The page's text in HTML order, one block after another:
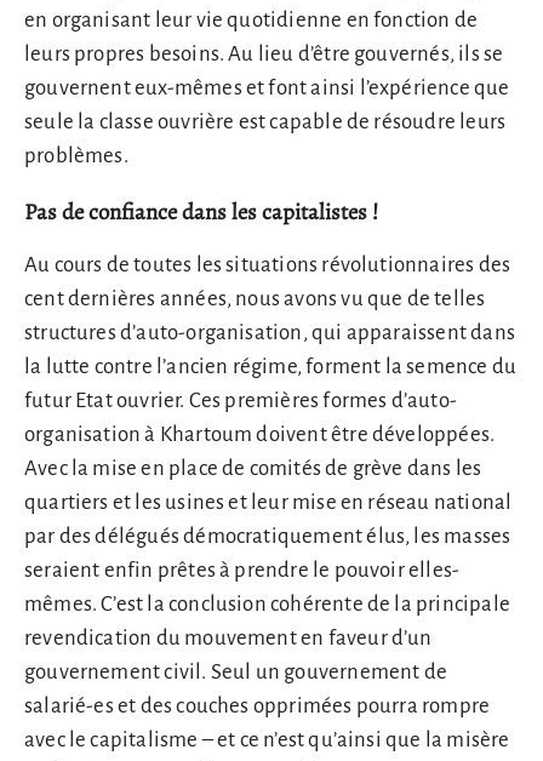
en organisant leur vie quotidienne en fonction de
leurs propres besoins. Au lieu d’être gouvernés, ils se
gouvernent eux-mêmes et font ainsi l’expérience que
seule la classe ouvrière est capable de résoudre leurs
problèmes.
Pas de confiance dans les capitalistes !
Au cours de toutes les situations révolutionnaires des
cent dernières années, nous avons vu que de telles
structures d’auto-organisation, qui apparaissent dans
la lutte contre l’ancien régime, forment la semence du
futur Etat ouvrier. Ces premières formes d’auto-
organisation à Khartoum doivent être développées.
Avec la mise en place de comités de grève dans les
quartiers et les usines et leur mise en réseau national
par des délégués démocratiquement élus, les masses
seraient enfin prêtes à prendre le pouvoir elles-
mêmes. C’est la conclusion cohérente de la principale
revendication du mouvement en faveur d’un
gouvernement civil. Seul un gouvernement de
salarié-es et des couches opprimées pourra rompre
avec le capitalisme – et ce n’est qu’ainsi que la misère